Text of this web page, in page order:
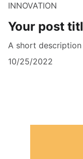
INNOVATION
Your post
A short
10/25/2022